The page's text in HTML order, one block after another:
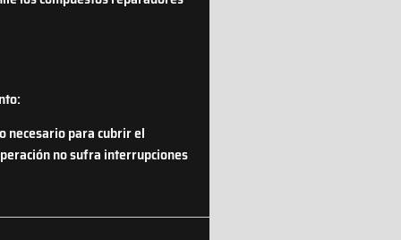
necesario para cubrir el
no sufra interrupciones